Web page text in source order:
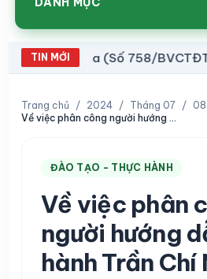
TIN MỚI
Hanta (Số 758/BVCTĐT)
Trang chủ / 2024 / Tháng 07 / 08
Về việc phân công người hướng dẫn thực hành Trần Chí Nam
ĐÀO TẠO - THỰC HÀNH
Về việc phân
người hướng
hành Trần Chí